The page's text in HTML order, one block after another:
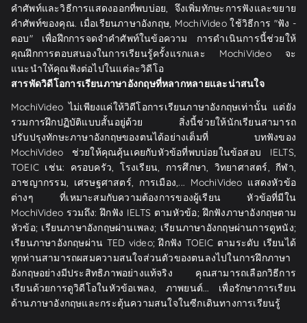
คำศัพท์และวิธีการแสดงออกที่พบบ่อย, จึงเพิ่มทักษะการฟังและขยาย
คำศัพท์ของคุณ. เมื่อเรียนภาษาอังกฤษ, MochiVideo ใช้วิธีการ "ฟัง -
ตอบ" เพื่อฝึกการจดจำคำศัพท์ในข้อความ การดำเนินการนี้ช่วยให้
คุณฝึกการตอบสนองในการเรียนรู้ครั้งแรกและ MochiVideo จะ
แนะนำให้คุณฟังต่อไปในแต่ละวิดีโอ
สารพัดวิดีโอการเรียนภาษาอังกฤษที่หลากหลายและน่าสนใจ
MochiVideo ไม่เพียงแค่ให้วิดีโอการเรียนภาษาอังกฤษเท่านั้น แต่ยัง
รวมการฝึกปฏิบัติแบบสั้นอยู่ด้วย สิ่งนี้ช่วยให้นักเรียนสามารถ
ปรับปรุงทักษะภาษาอังกฤษของตนได้อย่างเต็มที่ บทฟังของ
MochiVideo ช่วยให้คุณคุ้นเคยกับหัวข้อที่พบบ่อยในข้อสอบ IELTS,
TOEIC เช่น: ครอบครัว, โรงเรียน, การศึกษา, วิทยาศาสตร์, กีฬา,
อาชญากรรม, เศรษฐศาสตร์, การเมือง,... MochiVideo แสดงหัวข้อ
ต่างๆ ที่เหมาะสมกับความต้องการของผู้เรียน หัวข้อที่มีใน
MochiVideo รวมถึง: ฝึกฟัง IELTS ตามหัวข้อ; ฝึกฟังภาษาอังกฤษตาม
หัวข้อ; เรียนภาษาอังกฤษผ่านเพลง; เรียนภาษาอังกฤษผ่านการดูหนัง;
เรียนภาษาอังกฤษผ่าน TED video; ฝึกฟัง TOEIC ตามระดับ เรียนได้
ทุกท่านสามารถผสมความสนใจส่วนตัวของตนลงไปในการฝึกภาษา
อังกฤษอย่างมีประสิทธิภาพอย่างแท้จริง คุณสามารถเลือกวิธีการ
เรียนด้วยการดูวิดีโอในหัวข้อเพลง, ภาพยนต์... เพื่อรักษาการเรียน
ด้านภาษาอังกฤษและกระตุ้นความสนใจในซีกเดินทางการเรียนรู้